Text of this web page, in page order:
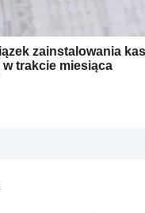
zainstalowania
trakcie miesiąca